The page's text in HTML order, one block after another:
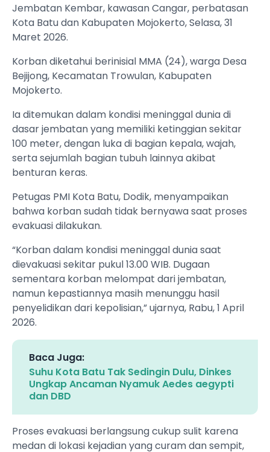
Jembatan Kembar, kawasan Cangar, perbatasan
Kota Batu dan Kabupaten Mojokerto, Selasa, 31
Maret 2026.
Korban diketahui berinisial MMA (24), warga Desa
Bejijong, Kecamatan Trowulan, Kabupaten
Mojokerto.
Ia ditemukan dalam kondisi meninggal dunia di
dasar jembatan yang memiliki ketinggian sekitar
100 meter, dengan luka di bagian kepala, wajah,
serta sejumlah bagian tubuh lainnya akibat
benturan keras.
Petugas PMI Kota Batu, Dodik, menyampaikan
bahwa korban sudah tidak bernyawa saat proses
evakuasi dilakukan.
“Korban dalam kondisi meninggal dunia saat
dievakuasi sekitar pukul 13.00 WIB. Dugaan
sementara korban melompat dari jembatan,
namun kepastiannya masih menunggu hasil
penyelidikan dari kepolisian,” ujarnya, Rabu, 1 April
2026.
Baca Juga:
Suhu Kota Batu Tak Sedingin Dulu, Dinkes
Ungkap Ancaman Nyamuk Aedes aegypti
dan DBD
Proses evakuasi berlangsung cukup sulit karena
medan di lokasi kejadian yang curam dan sempit,